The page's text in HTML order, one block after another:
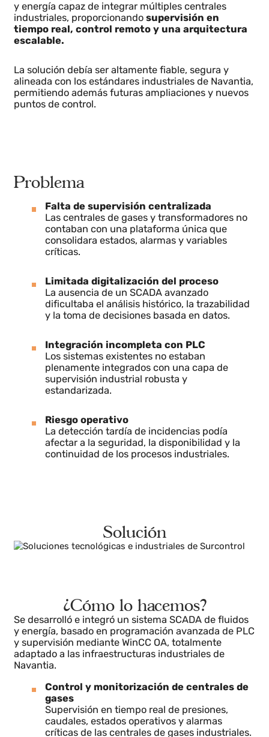
Reto
Diseñar e implementar un sistema SCADA de fluidos
y energía capaz de integrar múltiples centrales
tiempo real, control remoto y una arquitectura
escalable.
Problema
contaban con una plataforma única que
consolidara estados, alarmas y variables
críticas.
Limitada digitalización del proceso
La ausencia de un SCADA avanzado
dificultaba el análisis histórico, la trazabilidad
y la toma de decisiones basada en datos.
Los sistemas existentes no estaban
plenamente integrados con una capa de
supervisión industrial robusta y
estandarizada.
continuidad de los procesos industriales.
Solución
¿Cómo lo hacemos?
Se desarrolló e integró un sistema SCADA de fluidos
y energía, basado en programación avanzada de
y supervisión mediante WinCC OA, totalmente